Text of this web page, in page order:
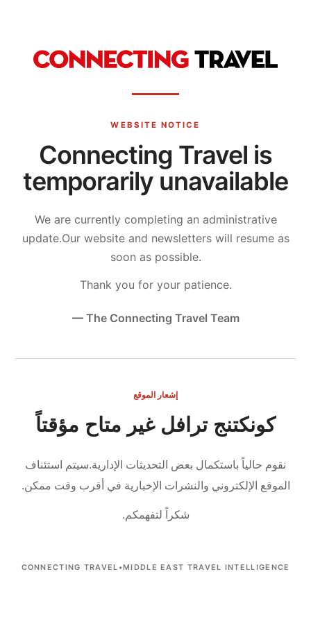
WEBSITE NOTICE
Connecting Travel is
temporarily unavailable
We are currently completing an administrative
update.Our website and newsletters will resume as
soon as possible.
Thank you for your patience.
— The Connecting Travel Team
إشعار الموقع
كونكتنج ترافل غير متاح مؤقتاً
نقوم حالياً باستكمال بعض التحديثات الإدارية.سيتم استئناف
الموقع الإلكتروني والنشرات الإخبارية في أقرب وقت ممكن.
شكراً لتفهمكم.
CONNECTING TRAVEL •MIDDLE EAST TRAVEL INTELLIGENCE